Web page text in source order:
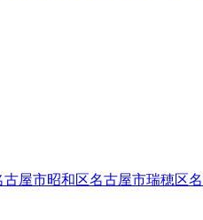
古屋市昭和区名古屋市瑞穂区